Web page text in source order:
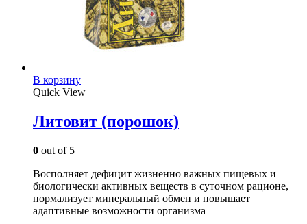
В корзину
Quick View
Литовит (порошок)
0 out of 5
Восполняет дефицит жизненно важных пищевых и
биологически активных веществ в суточном рационе,
нормализует минеральный обмен и повышает
адаптивные возможности организма